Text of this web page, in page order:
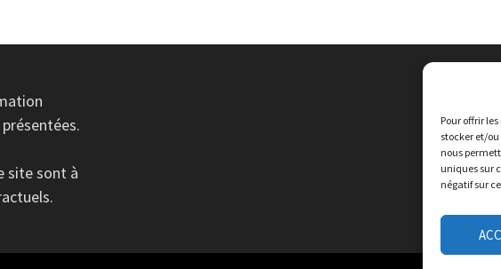
Pour offrir
stocker et/
nous
uniques sur
négatif sur
site sont à